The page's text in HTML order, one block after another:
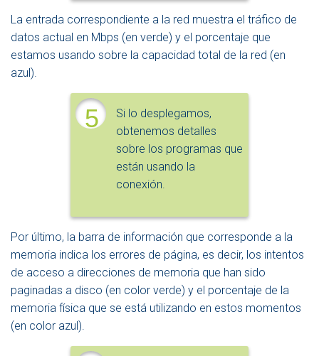
La entrada correspondiente a la red muestra el tráfico de
datos actual en Mbps (en verde) y el porcentaje que
estamos usando sobre la capacidad total de la red (en
azul).
5
Si lo desplegamos,
obtenemos detalles
sobre los programas que
están usando la
conexión.
Por último, la barra de información que corresponde a la
memoria indica los errores de página, es decir, los intentos
de acceso a direcciones de memoria que han sido
paginadas a disco (en color verde) y el porcentaje de la
memoria física que se está utilizando en estos momentos
(en color azul).